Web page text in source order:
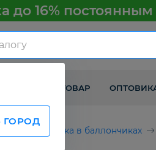
до 16%
ГОРОД
ПОЛУЧИТЬ ТОВАР
Краска в баллончиках